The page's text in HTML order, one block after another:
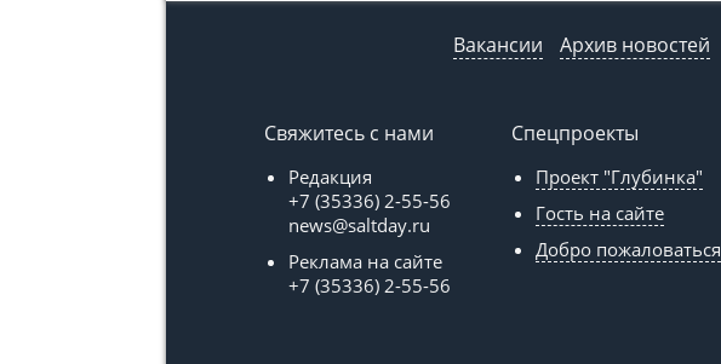
Вакансии Архив новостей
Свяжитесь с нами
Редакция
+7 (35336) 2-55-56
news@saltday.ru
Реклама на сайте
+7 (35336) 2-55-56
Спецпроекты
Проект "Глубинка"
Гость на сайте
Добро пожаловаться